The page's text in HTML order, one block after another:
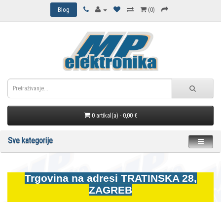
Blog (0)
0 artikal(a) - 0,00 €
Sve kategorije
Trgovina na adresi TRATINSKA 28,
ZAGREB